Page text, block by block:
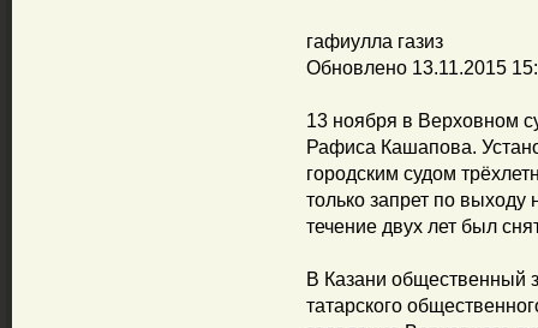
гафиулла газиз
Обновлено 13.11.2015
13 ноября в Верховном
Рафиса Кашапова.
городским судом
только запрет по выходу
течение двух лет был
В Казани общественный
татарского